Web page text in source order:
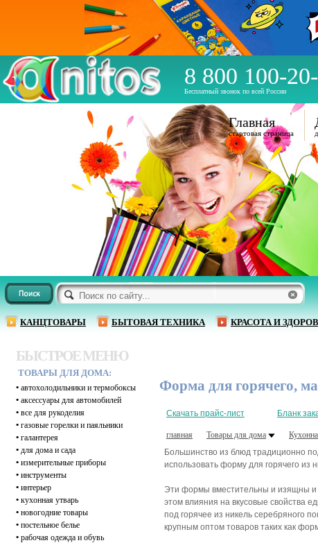
8 800 100-
Бесплатный звонок по всей России
КАНЦТОВАРЫ БЫТОВАЯ ТЕХНИКА КРАСОТА И
Главная
стартовая страница
БЫСТРОЕ МЕНЮ
ТОВАРЫ ДЛЯ ДОМА:
• автохолодильники и термобоксы
• аксессуары для автомобилей
• все для рукоделия
• газовые горелки и паяльники
• галантерея
• для дома и сада
• измерительные приборы
• инструменты
• интерьер
• кухонная утварь
• новогодние товары
• постельное белье
• рабочая одежда и обувь
Форма для горячего,
Скачать прайс-лист Бланк
главная Товары для дома
Большинство из блюд традиционно
использовать форму для горячего из
Эти формы вместительны и изящны и
этом влияния на вкусовые свойства
под горячее из никель серебряного
крупным оптом товаров таких как